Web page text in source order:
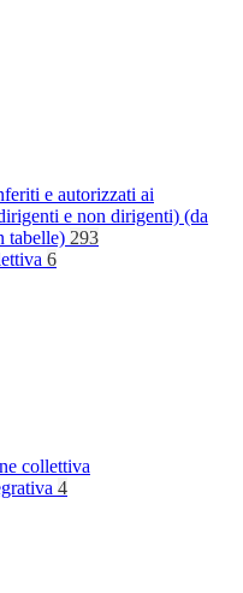
e autorizzati ai
e non dirigenti) (da
tabelle) 293
6
collettiva
4